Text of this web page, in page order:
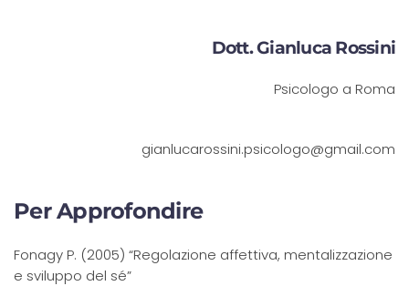
Dott. Gianluca Rossini
Psicologo a Roma
gianlucarossini.psicologo@gmail.com
Per Approfondire
Fonagy P. (2005) “Regolazione affettiva, mentalizzazione
e sviluppo del sé”